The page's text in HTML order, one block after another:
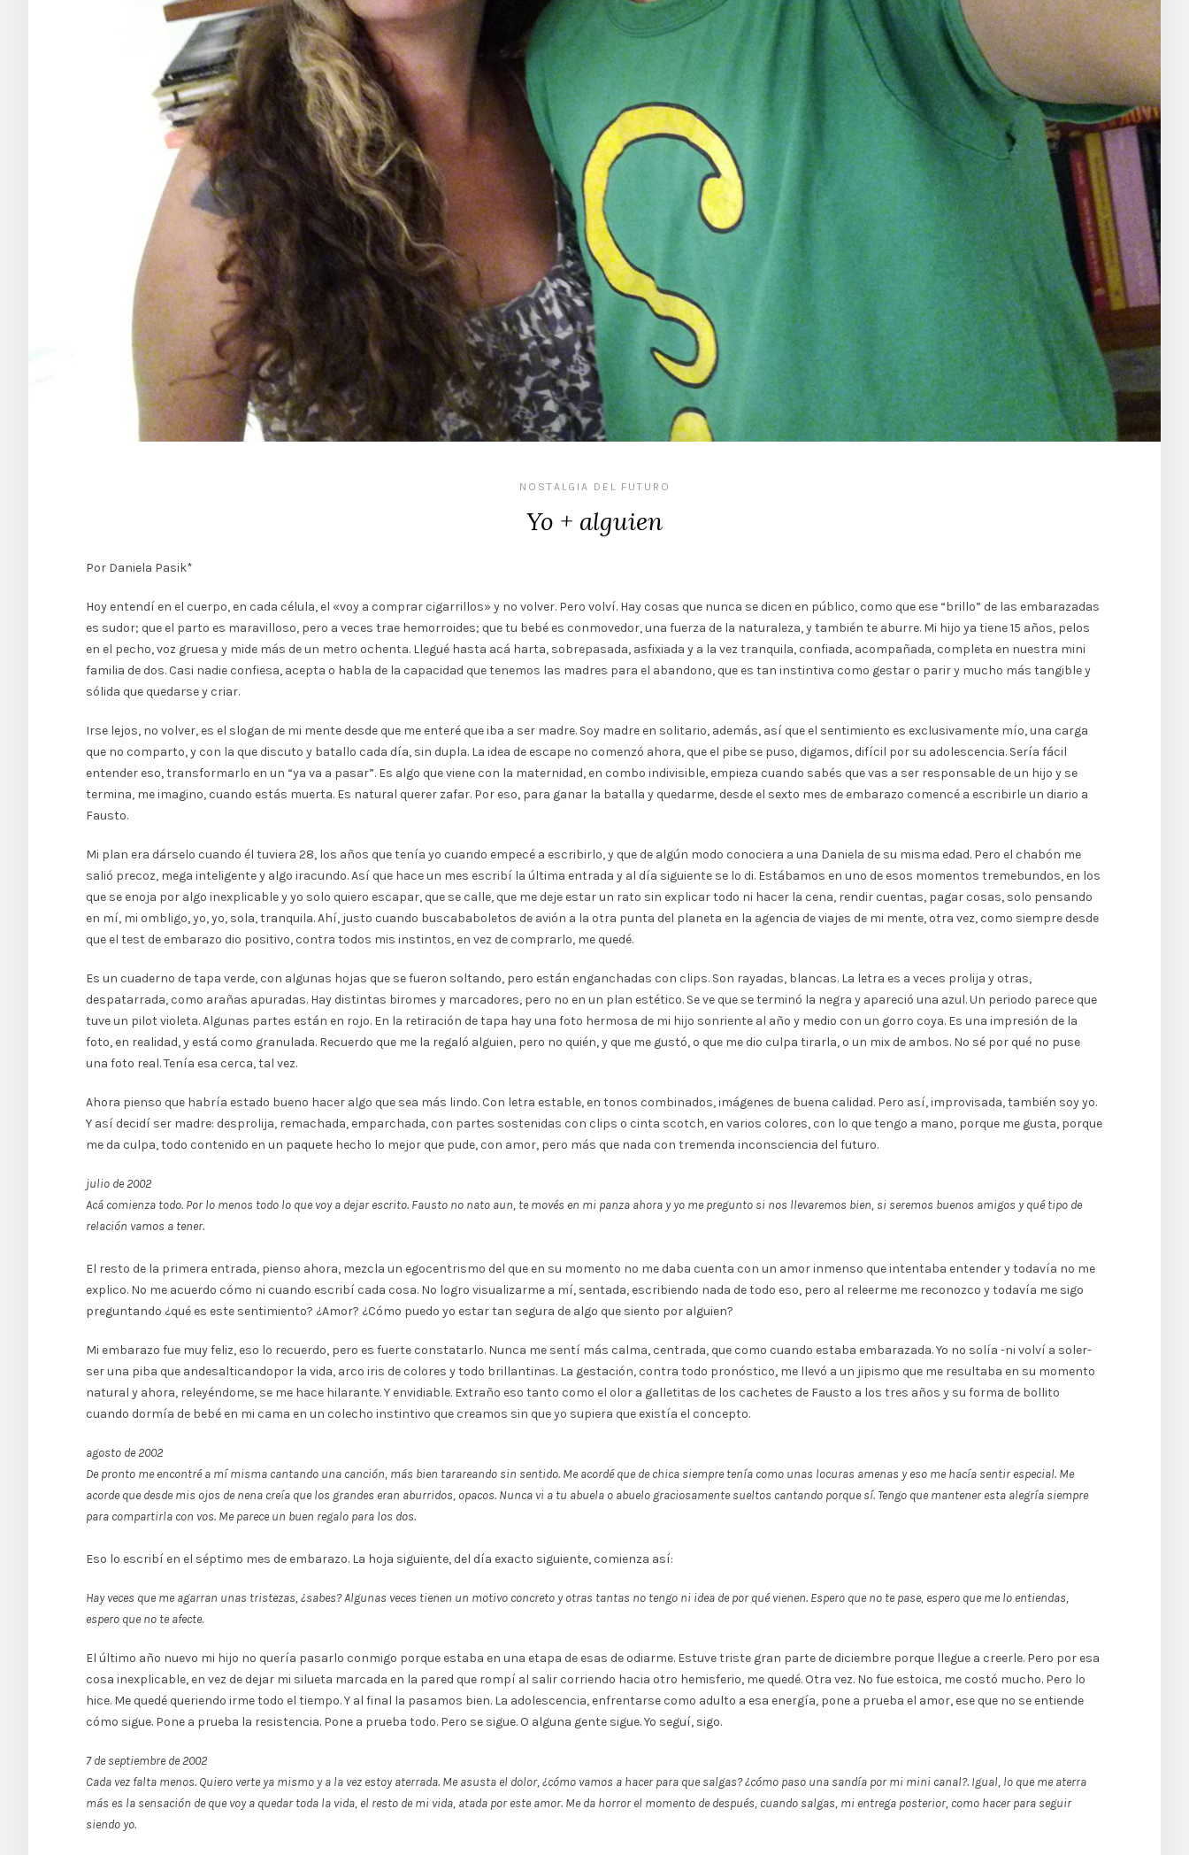
NOSTALGIA DEL FUTURO
Yo + alguien
Por Daniela Pasik*
Hoy entendí en el cuerpo, en cada célula, el «voy a comprar cigarrillos» y no volver. Pero volví. Hay cosas que nunca se dicen en público, como que ese “brillo” de las embarazadas
es sudor; que el parto es maravilloso, pero a veces trae hemorroides; que tu bebé es conmovedor, una fuerza de la naturaleza, y también te aburre. Mi hijo ya tiene 15 años, pelos
en el pecho, voz gruesa y mide más de un metro ochenta. Llegué hasta acá harta, sobrepasada, asfixiada y a la vez tranquila, confiada, acompañada, completa en nuestra mini
familia de dos. Casi nadie confiesa, acepta o habla de la capacidad que tenemos las madres para el abandono, que es tan instintiva como gestar o parir y mucho más tangible y
sólida que quedarse y criar.
Irse lejos, no volver, es el slogan de mi mente desde que me enteré que iba a ser madre. Soy madre en solitario, además, así que el sentimiento es exclusivamente mío, una carga
que no comparto, y con la que discuto y batallo cada día, sin dupla. La idea de escape no comenzó ahora, que el pibe se puso, digamos, difícil por su adolescencia. Sería fácil
entender eso, transformarlo en un “ya va a pasar”. Es algo que viene con la maternidad, en combo indivisible, empieza cuando sabés que vas a ser responsable de un hijo y se
termina, me imagino, cuando estás muerta. Es natural querer zafar. Por eso, para ganar la batalla y quedarme, desde el sexto mes de embarazo comencé a escribirle un diario a
Fausto.
Mi plan era dárselo cuando él tuviera 28, los años que tenía yo cuando empecé a escribirlo, y que de algún modo conociera a una Daniela de su misma edad. Pero el chabón me
salió precoz, mega inteligente y algo iracundo. Así que hace un mes escribí la última entrada y al día siguiente se lo di. Estábamos en uno de esos momentos tremebundos, en los
que se enoja por algo inexplicable y yo solo quiero escapar, que se calle, que me deje estar un rato sin explicar todo ni hacer la cena, rendir cuentas, pagar cosas, solo pensando
en mí, mi ombligo, yo, yo, sola, tranquila. Ahí, justo cuando buscababoletos de avión a la otra punta del planeta en la agencia de viajes de mi mente, otra vez, como siempre desde
que el test de embarazo dio positivo, contra todos mis instintos, en vez de comprarlo, me quedé.
Es un cuaderno de tapa verde, con algunas hojas que se fueron soltando, pero están enganchadas con clips. Son rayadas, blancas. La letra es a veces prolija y otras,
despatarrada, como arañas apuradas. Hay distintas biromes y marcadores, pero no en un plan estético. Se ve que se terminó la negra y apareció una azul. Un periodo parece que
tuve un pilot violeta. Algunas partes están en rojo. En la retiración de tapa hay una foto hermosa de mi hijo sonriente al año y medio con un gorro coya. Es una impresión de la
foto, en realidad, y está como granulada. Recuerdo que me la regaló alguien, pero no quién, y que me gustó, o que me dio culpa tirarla, o un mix de ambos. No sé por qué no puse
una foto real. Tenía esa cerca, tal vez.
Ahora pienso que habría estado bueno hacer algo que sea más lindo. Con letra estable, en tonos combinados, imágenes de buena calidad. Pero así, improvisada, también soy yo.
Y así decidí ser madre: desprolija, remachada, emparchada, con partes sostenidas con clips o cinta scotch, en varios colores, con lo que tengo a mano, porque me gusta, porque
me da culpa, todo contenido en un paquete hecho lo mejor que pude, con amor, pero más que nada con tremenda inconsciencia del futuro.
julio de 2002
Acá comienza todo. Por lo menos todo lo que voy a dejar escrito. Fausto no nato aun, te movés en mi panza ahora y yo me pregunto si nos llevaremos bien, si seremos buenos amigos y qué tipo de
relación vamos a tener.
El resto de la primera entrada, pienso ahora, mezcla un egocentrismo del que en su momento no me daba cuenta con un amor inmenso que intentaba entender y todavía no me
explico. No me acuerdo cómo ni cuando escribí cada cosa. No logro visualizarme a mí, sentada, escribiendo nada de todo eso, pero al releerme me reconozco y todavía me sigo
preguntando ¿qué es este sentimiento? ¿Amor? ¿Cómo puedo yo estar tan segura de algo que siento por alguien?
Mi embarazo fue muy feliz, eso lo recuerdo, pero es fuerte constatarlo. Nunca me sentí más calma, centrada, que como cuando estaba embarazada. Yo no solía -ni volví a soler-
ser una piba que andesalticandopor la vida, arco iris de colores y todo brillantinas. La gestación, contra todo pronóstico, me llevó a un jipismo que me resultaba en su momento
natural y ahora, releyéndome, se me hace hilarante. Y envidiable. Extraño eso tanto como el olor a galletitas de los cachetes de Fausto a los tres años y su forma de bollito
cuando dormía de bebé en mi cama en un colecho instintivo que creamos sin que yo supiera que existía el concepto.
agosto de 2002
De pronto me encontré a mí misma cantando una canción, más bien tarareando sin sentido. Me acordé que de chica siempre tenía como unas locuras amenas y eso me hacía sentir especial. Me
acorde que desde mis ojos de nena creía que los grandes eran aburridos, opacos. Nunca vi a tu abuela o abuelo graciosamente sueltos cantando porque sí. Tengo que mantener esta alegría siempre
para compartirla con vos. Me parece un buen regalo para los dos.
Eso lo escribí en el séptimo mes de embarazo. La hoja siguiente, del día exacto siguiente, comienza así:
Hay veces que me agarran unas tristezas, ¿sabes? Algunas veces tienen un motivo concreto y otras tantas no tengo ni idea de por qué vienen. Espero que no te pase, espero que me lo entiendas,
espero que no te afecte.
El último año nuevo mi hijo no quería pasarlo conmigo porque estaba en una etapa de esas de odiarme. Estuve triste gran parte de diciembre porque llegue a creerle. Pero por esa
cosa inexplicable, en vez de dejar mi silueta marcada en la pared que rompí al salir corriendo hacia otro hemisferio, me quedé. Otra vez. No fue estoica, me costó mucho. Pero lo
hice. Me quedé queriendo irme todo el tiempo. Y al final la pasamos bien. La adolescencia, enfrentarse como adulto a esa energía, pone a prueba el amor, ese que no se entiende
cómo sigue. Pone a prueba la resistencia. Pone a prueba todo. Pero se sigue. O alguna gente sigue. Yo seguí, sigo.
7 de septiembre de 2002
Cada vez falta menos. Quiero verte ya mismo y a la vez estoy aterrada. Me asusta el dolor, ¿cómo vamos a hacer para que salgas? ¿cómo paso una sandía por mi mini canal?. Igual, lo que me aterra
más es la sensación de que voy a quedar toda la vida, el resto de mi vida, atada por este amor. Me da horror el momento de después, cuando salgas, mi entrega posterior, como hacer para seguir
siendo yo.